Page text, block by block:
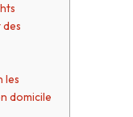
les
domicile